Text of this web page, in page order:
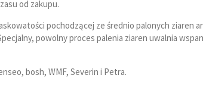
od zakupu.
pochodzącej ze średnio palonych ziaren
powolny proces palenia ziaren uwalnia
bosh, WMF, Severin i Petra.